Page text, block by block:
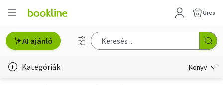
Üres
AI ajánló
Kategóriák Könyv